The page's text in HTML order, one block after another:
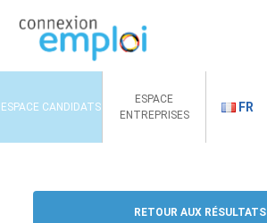
ESPACE CANDIDATS
ESPACE
ENTREPRISES
FR
RETOUR AUX RÉSULTATS